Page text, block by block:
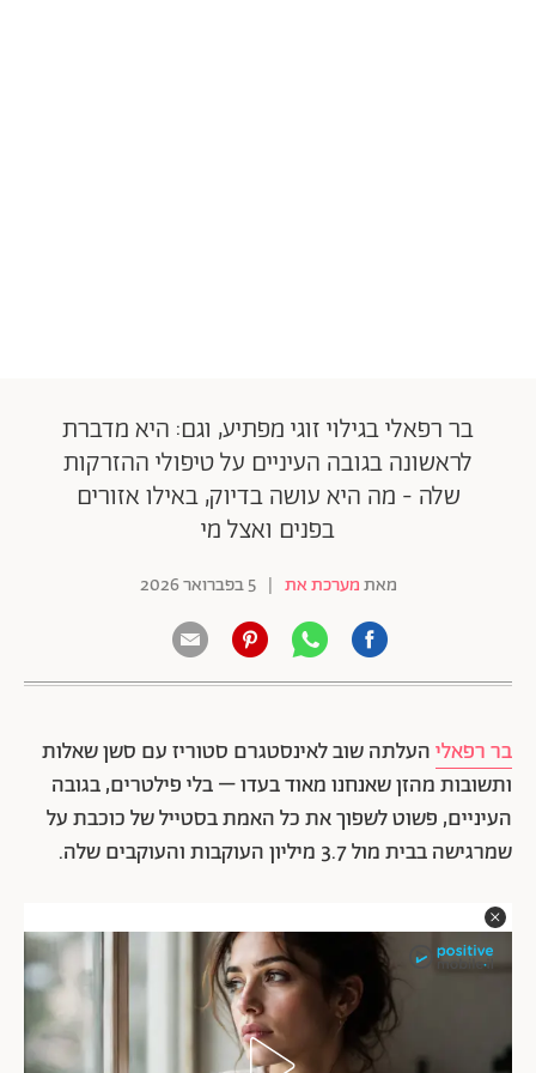
בר רפאלי בגילוי זוגי מפתיע, וגם: היא מדברת
לראשונה בגובה העיניים על טיפולי ההזרקות
שלה - מה היא עושה בדיוק, באילו אזורים
בפנים ואצל מי
מאתמערכת את | 5 בפברואר 2026
בר רפאליהעלתה שוב לאינסטגרם סטוריז עם סשן שאלות
ותשובות מהזן שאנחנו מאוד בעדו – בלי פילטרים, בגובה
העיניים, פשוט לשפוך את כל האמת בסטייל של כוכבת על
שמרגישה בבית מול 3.7 מיליון העוקבות והעוקבים שלה.